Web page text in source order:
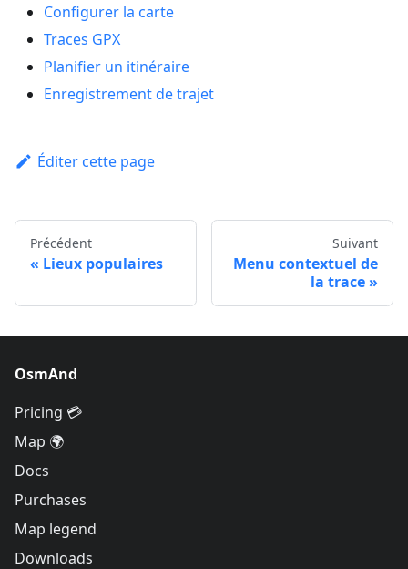
Configurer la carte
Traces GPX
Planifier un itinéraire
Enregistrement de trajet
Éditer cette page
Précédent
Lieux populaires
Suivant
Menu contextuel de
la trace
OsmAnd
Pricing 💳
Map 🌍
Docs
Purchases
Map legend
Downloads